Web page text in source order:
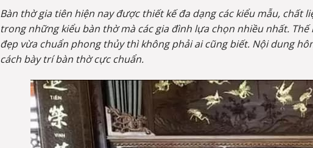
Bàn thờ gia tiên hiện nay được thiết kế đa dạng các kiểu mẫu, chất
trong những kiểu bàn thờ mà các gia đình lựa chọn nhiều nhất.
đẹp vừa chuẩn phong thủy thì không phải ai cũng biết. Nội dung
cách bày trí bàn thờ cực chuẩn.